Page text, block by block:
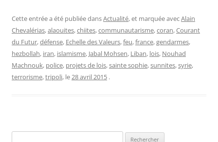
Cette entrée a été publiée dansActualité, et marquée avecAlain
Chevalérias,alaouites,chiites,communautarisme,coran,Courant
du Futur,défense, Echelle des Valeurs,feu,france,gendarmes,
hezbollah, iran, islamisme, Jabal Mohsen, Liban, lois, Nouhad
Machnouk, police, projets de lois,sainte sophie,sunnites,syrie,
terrorisme,tripoli, le28 avril 2015 .